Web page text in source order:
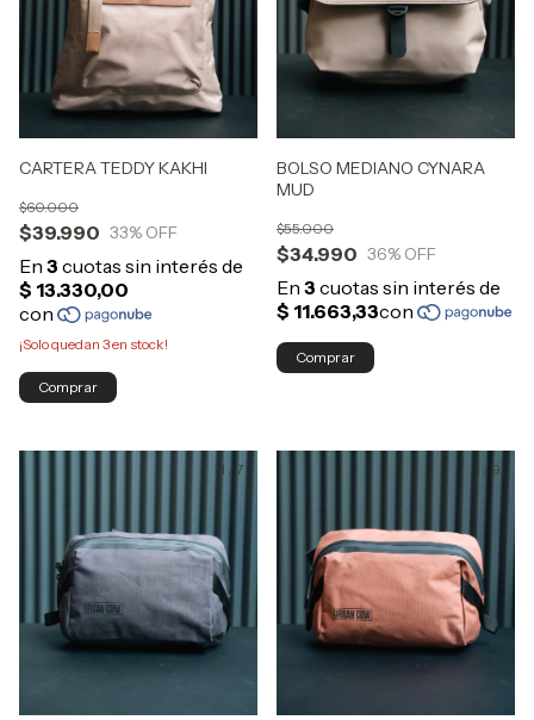
CARTERA TEDDY KAKHI
$39.990
$60.000
33% OFF
¡Solo quedan 3en stock!
Comprar
BOLSO MEDIANO CYNARA
MUD
$34.990
$55.000
36% OFF
Comprar
1 / 7 / 9